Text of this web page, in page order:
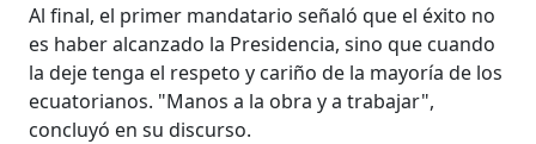
Al final, el primer mandatario señaló que el éxito no
es haber alcanzado la Presidencia, sino que cuando
la deje tenga el respeto y cariño de la mayoría de los
ecuatorianos. "Manos a la obra y a trabajar",
concluyó en su discurso.